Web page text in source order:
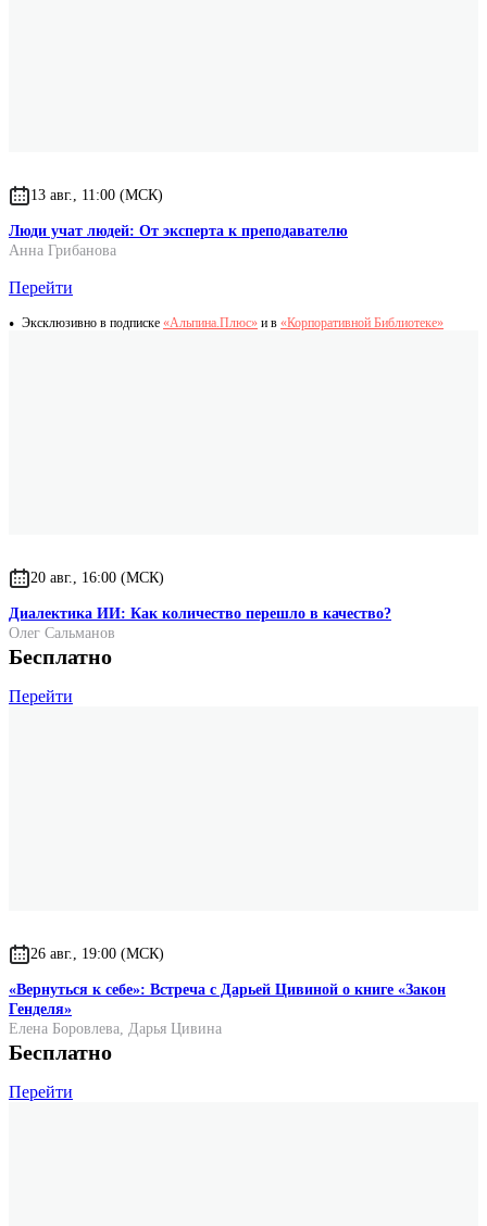
13 авг., 11:00 (МСК)
Люди учат людей: От эксперта к преподавателю
Анна Грибанова
Перейти
Эксклюзивно в подписке «Альпина.Плюс» и в «Корпоративной Библиотеке»
20 авг., 16:00 (МСК)
Диалектика ИИ: Как количество перешло в качество?
Олег Сальманов
Бесплатно
Перейти
26 авг., 19:00 (МСК)
«Вернуться к себе»: Встреча с Дарьей Цивиной о книге «Закон
Генделя»
Елена Боровлева, Дарья Цивина
Бесплатно
Перейти